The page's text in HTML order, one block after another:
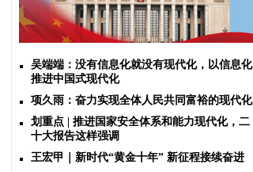
吴端端：没有信息化就没有现代化，以信息化
推进中国式现代化
项久雨：奋力实现全体人民共同富裕的现代化
划重点 | 推进国家安全体系和能力现代化，二
十大报告这样强调
王宏甲｜新时代“黄金十年” 新征程接续奋进